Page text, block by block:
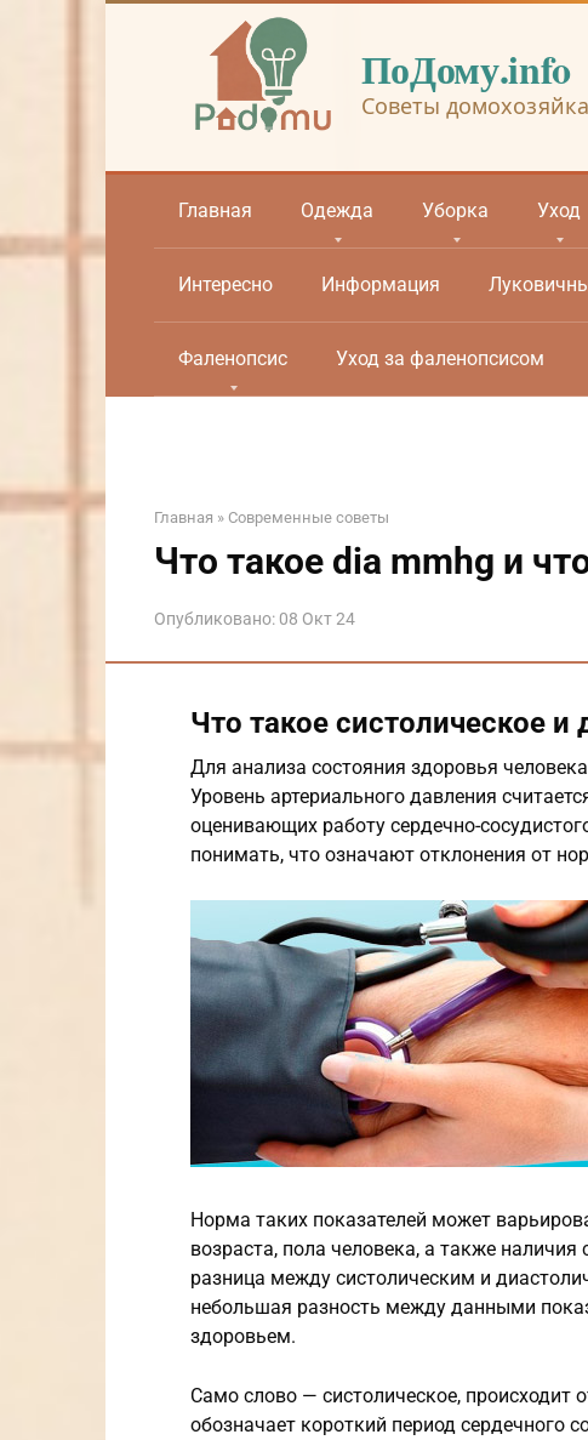
ПоДому.info
Советы
Главная Одежда Уборка Уход
Интересно Информация
Фаленопсис Уход за фаленопсисом
Главная » Современные советы
Что такое dia mmhg и
Опубликовано: 08 Окт 24
Что такое систолическое и
Для анализа состояния здоровья
Уровень артериального давления
оценивающих работу сердечно-
понимать, что означают отклонения от
Норма таких показателей может
возраста, пола человека, а также
разница между систолическим и
небольшая разность между данными
здоровьем.
Само слово — систолическое, происходит
обозначает короткий период сердечного